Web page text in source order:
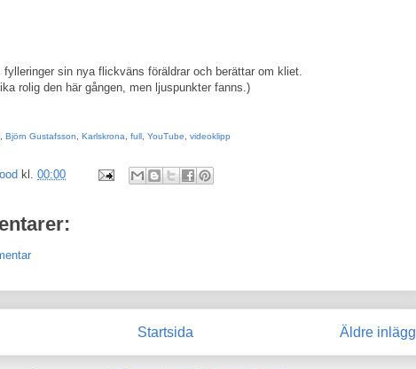
sin nya flickväns föräldrar och berättar om kliet.
rolig den här gången, men ljuspunkter fanns.)
Björn Gustafsson Karlskrona full YouTube videoklipp
kl. 00:00
Äldre inlägg
Startsida